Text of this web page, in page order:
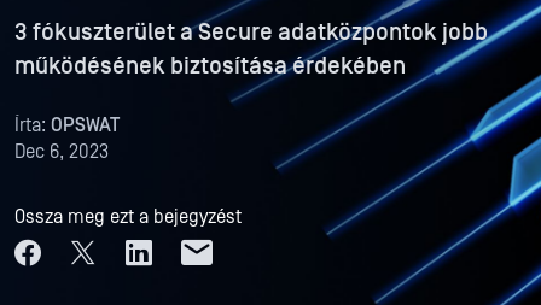
3 fókuszterület a Secure adatközpontok jobb
működésének biztosítása érdekében
Írta: OPSWAT
Dec 6, 2023
Ossza meg ezt a bejegyzést